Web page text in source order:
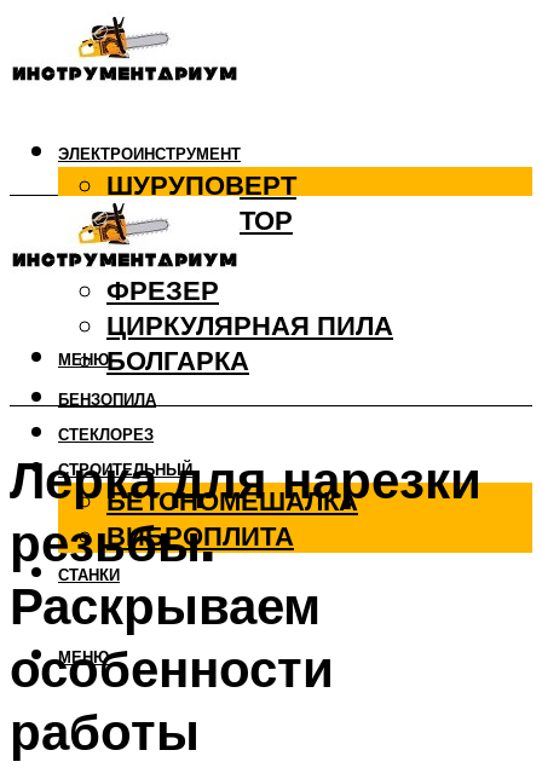
ЭЛЕКТРОИНСТРУМЕНТ
ШУРУПОВЕРТ
ПЕРФОРАТОР
ДРЕЛЬ
ФРЕЗЕР
ЦИРКУЛЯРНАЯ ПИЛА
БОЛГАРКА
БЕНЗОПИЛА
СТЕКЛОРЕЗ
СТРОИТЕЛЬНЫЙ
БЕТОНОМЕШАЛКА
ВИБРОПЛИТА
СТАНКИ
МЕНЮ
МЕНЮ
Лерка для нарезки
резьбы.
Раскрываем
особенности
работы